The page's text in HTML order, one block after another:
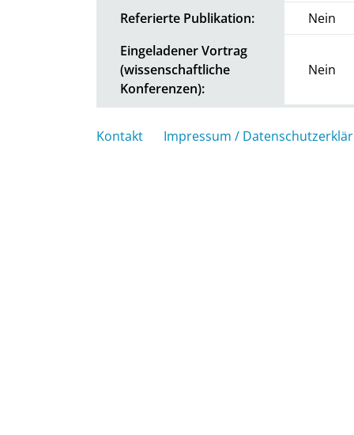
Referierte Publikation:
Nein
Eingeladener Vortrag
(wissenschaftliche
Konferenzen):
Nein
Kontakt Impressum /